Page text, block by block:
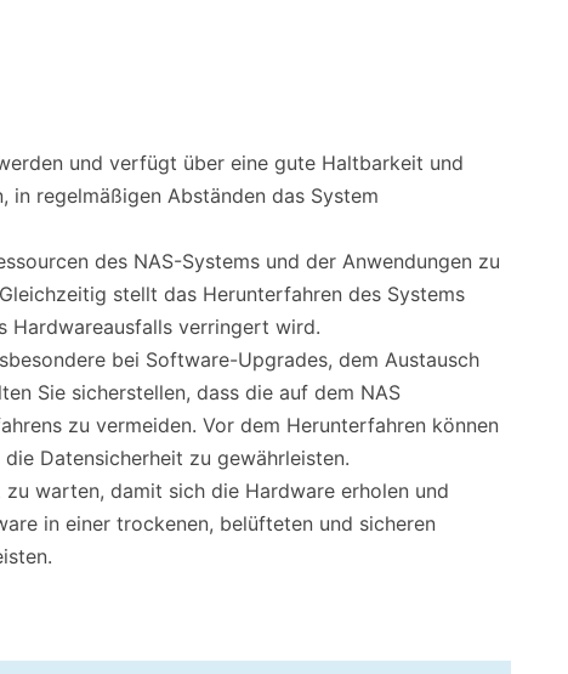
und verfügt über eine gute Haltbarkeit und
regelmäßigen Abständen das System
des NAS-Systems und der Anwendungen zu
stellt das Herunterfahren des Systems
Hardwareausfalls verringert wird.
bei Software-Upgrades, dem Austausch
Sie sicherstellen, dass die auf dem NAS
zu vermeiden. Vor dem Herunterfahren können
Datensicherheit zu gewährleisten.
warten, damit sich die Hardware erholen und
in einer trockenen, belüfteten und sicheren